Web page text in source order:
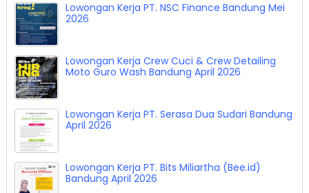
Lowongan Kerja PT. NSC Finance Bandung Mei
2026
Lowongan Kerja Crew Cuci & Crew Detailing
Moto Guro Wash Bandung April 2026
Lowongan Kerja PT. Serasa Dua Sudari Bandung
April 2026
Lowongan Kerja PT. Bits Miliartha (Bee.id)
Bandung April 2026